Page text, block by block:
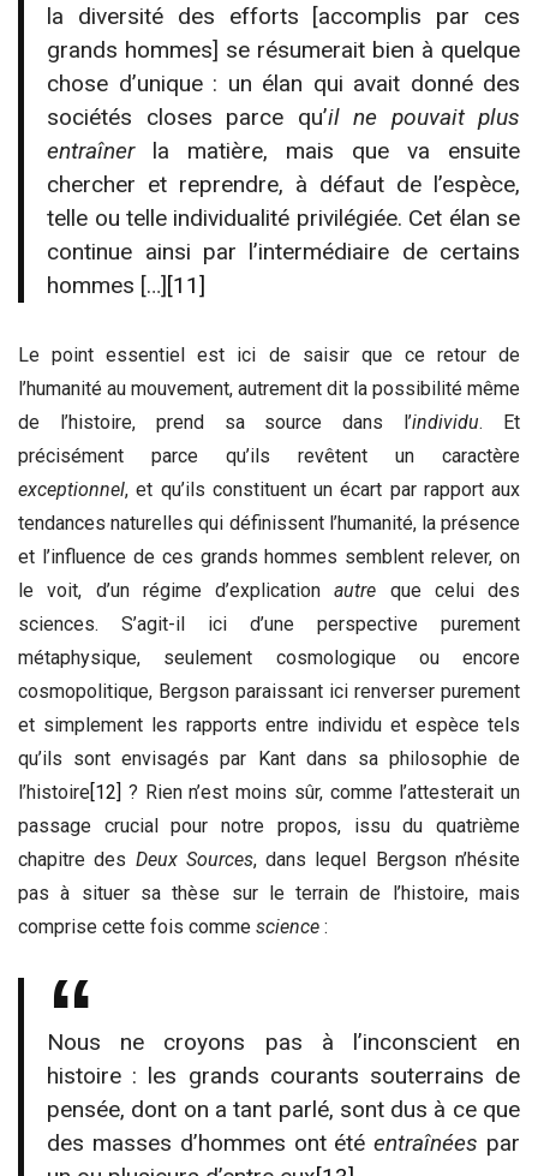
la diversité des efforts [accomplis par ces
grands hommes] se résumerait bien à quelque
chose d’unique : un élan qui avait donné des
sociétés closes parce qu’il ne pouvait plus
entraînerla matière, mais que va ensuite
chercher et reprendre, à défaut de l’espèce,
telle ou telle individualité privilégiée. Cet élan se
continue ainsi par l’intermédiaire de certains
hommes […] [11]
Le point essentiel est ici de saisir que ce retour de
l’humanité au mouvement, autrement dit la possibilité même
de l’histoire, prend sa source dans l’individu. Et
précisément parce qu’ils revêtent un caractère
exceptionnel, et qu’ils constituent un écart par rapport aux
tendances naturelles qui définissent l’humanité, la présence
et l’influence de ces grands hommes semblent relever, on
le voit, d’un régime d’explicationautre que celui des
sciences. S’agit-il ici d’une perspective purement
métaphysique, seulement cosmologique ou encore
cosmopolitique, Bergson paraissant ici renverser purement
et simplement les rapports entre individu et espèce tels
qu’ils sont envisagés par Kant dans sa philosophie de
l’histoire [12] ? Rien n’est moins sûr, comme l’attesterait un
passage crucial pour notre propos, issu du quatrième
chapitre des Deux Sources, dans lequel Bergson n’hésite
pas à situer sa thèse sur le terrain de l’histoire, mais
comprise cette fois comme science :
Nous ne croyons pas à l’inconscient en
histoire : les grands courants souterrains de
pensée, dont on a tant parlé, sont dus à ce que
des masses d’hommes ont étéentraînées par